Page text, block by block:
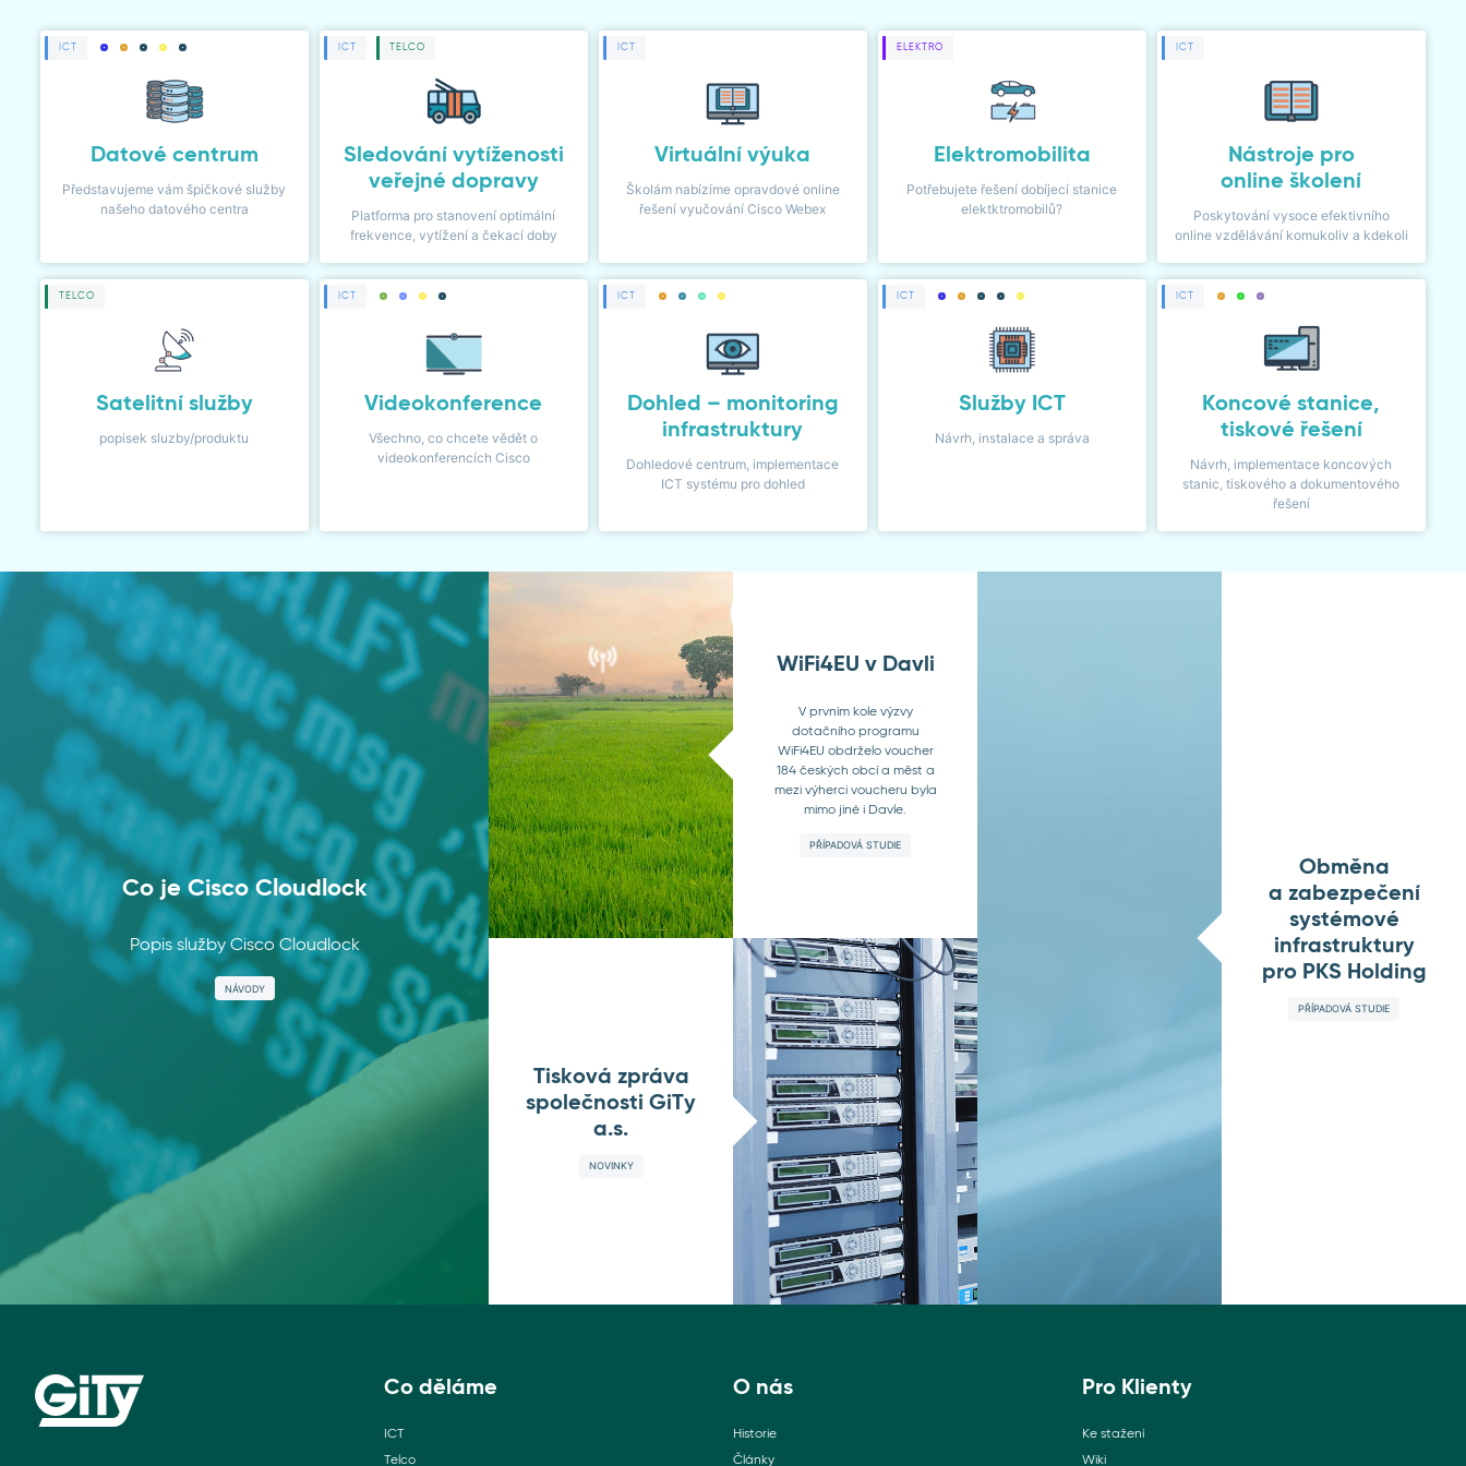
KARIÉRA
KLIENTSKÁ ZÓNA
ICT
Datové centrum
Představujeme vám špičkové služby
našeho datového centra
ICT TELCO
Sledování vytíženosti
veřejné dopravy
Platforma pro stanovení optimální
frekvence, vytížení a čekací doby
ICT
Virtuální výuka
Školám nabízíme opravdové online
řešení vyučování Cisco Webex
ELEKTRO
Elektromobilita
Potřebujete řešení dobíjecí stanice
elektktromobilů?
ICT
Nástroje pro
online školení
Poskytování vysoce efektivního
online vzdělávání komukoliv a kdekoli
TELCO
Satelitní služby
popisek sluzby/produktu
ICT
Videokonference
Všechno, co chcete vědět o
videokonferencích Cisco
ICT
Dohled – monitoring
infrastruktury
Dohledové centrum, implementace
ICT systému pro dohled
ICT
Služby ICT
Návrh, instalace a správa
ICT
Koncové stanice,
tiskové řešení
Návrh, implementace koncových
stanic, tiskového a dokumentového
řešení
Co je Cisco Cloudlock
Popis služby Cisco Cloudlock
NÁVODY
WiFi4EU v Davli
V prvním kole výzvy
dotačního programu
WiFi4EU obdrželo voucher
184 českých obcí a měst a
mezi výherci voucheru byla
mimo jiné i Davle.
PŘÍPADOVÁ STUDIE
Tisková zpráva
společnosti GiTy
a.s.
NOVINKY
Obměna
a zabezpečení
systémové
infrastruktury
pro PKS Holding
PŘÍPADOVÁ STUDIE
Co děláme
ICT
Telco
O nás
Historie
Články
Pro Klienty
Ke stažení
Wiki